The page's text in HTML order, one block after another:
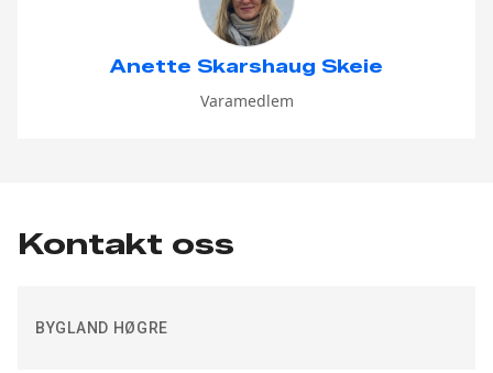
Anette Skarshaug Skeie
Varamedlem
Kontakt oss
BYGLAND HØGRE